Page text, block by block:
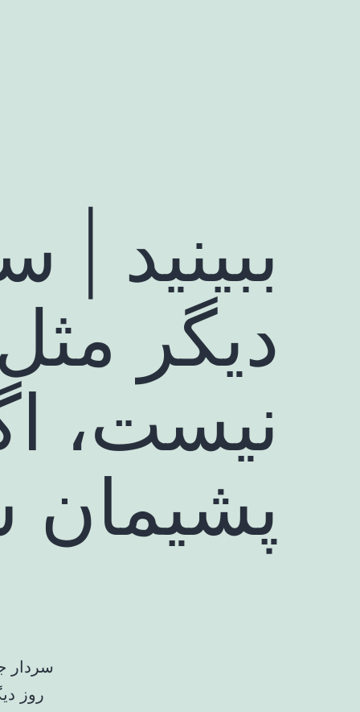
ببینید |
دیگر
نیست،
پشیمان
سردار
روز